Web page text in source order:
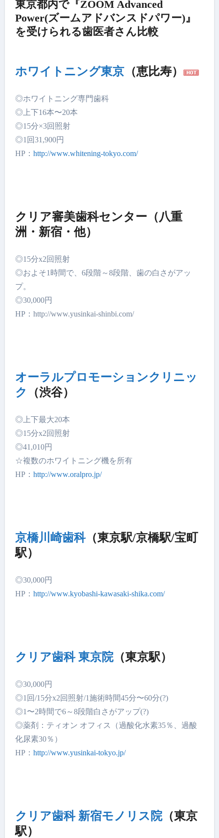
東京都内で『ZOOM Advanced
Power(ズームアドバンスドパワー)』
を受けられる歯医者さん比較
ホワイトニング東京 （恵比寿）
◎ホワイトニング専門歯科
◎上下16本〜20本
◎15分×3回照射
◎1回31,900円
HP：http://www.whitening-tokyo.com/
クリア審美歯科センター（八重
洲・新宿・他）
◎15分x2回照射
◎およそ1時間で、6段階～8段階、歯の白さがアッ
プ。
◎30,000円
HP：http://www.yusinkai-shinbi.com/
オーラルプロモーションクリニッ
ク
（渋谷）
◎上下最大20本
◎15分x2回照射
◎41,010円
☆複数のホワイトニング機を所有
HP：http://www.oralpro.jp/
京橋川崎歯科（東京駅/京橋駅/宝町
駅）
◎30,000円
HP：http://www.kyobashi-kawasaki-shika.com/
クリア歯科 東京院（東京駅）
◎30,000円
◎1回/15分x2回照射/1施術時間45分〜60分(?)
◎1〜2時間で6～8段階白さがアップ(?)
◎薬剤：ティオン オフィス（過酸化水素35％、過酸
化尿素30％）
HP：http://www.yusinkai-tokyo.jp/
クリア歯科 新宿モノリス院（東京
駅）